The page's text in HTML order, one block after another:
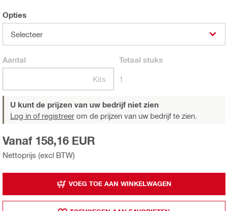
Opties
Selecteer
Aantal
Kits
Totaal stuks
1
U kunt de prijzen van uw bedrijf niet zien
Log in of registreer om de prijzen van uw bedrijf te zien.
Nettoprijs (excl BTW)
Vanaf 158,16 EUR
VOEG TOE AAN WINKELWAGEN